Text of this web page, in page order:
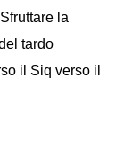
Sfruttare la
tardo
il Siq verso il